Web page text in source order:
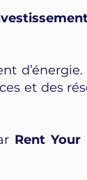
d’énergie.
et des
Rent Your